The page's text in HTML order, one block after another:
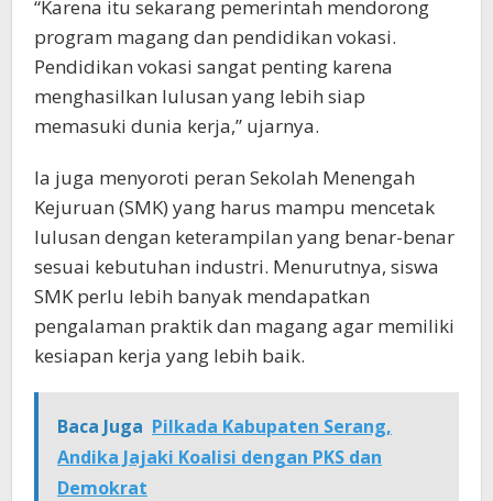
“Karena itu sekarang pemerintah mendorong
program magang dan pendidikan vokasi.
Pendidikan vokasi sangat penting karena
menghasilkan lulusan yang lebih siap
memasuki dunia kerja,” ujarnya.
Ia juga menyoroti peran Sekolah Menengah
Kejuruan (SMK) yang harus mampu mencetak
lulusan dengan keterampilan yang benar-benar
sesuai kebutuhan industri. Menurutnya, siswa
SMK perlu lebih banyak mendapatkan
pengalaman praktik dan magang agar memiliki
kesiapan kerja yang lebih baik.
Baca Juga Pilkada Kabupaten Serang,
Andika Jajaki Koalisi dengan PKS dan
Demokrat